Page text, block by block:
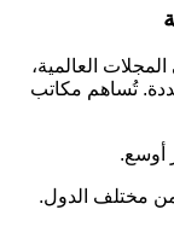
العالمية،
تُساهم مكاتب
أوسع.
من مختلف الدول.